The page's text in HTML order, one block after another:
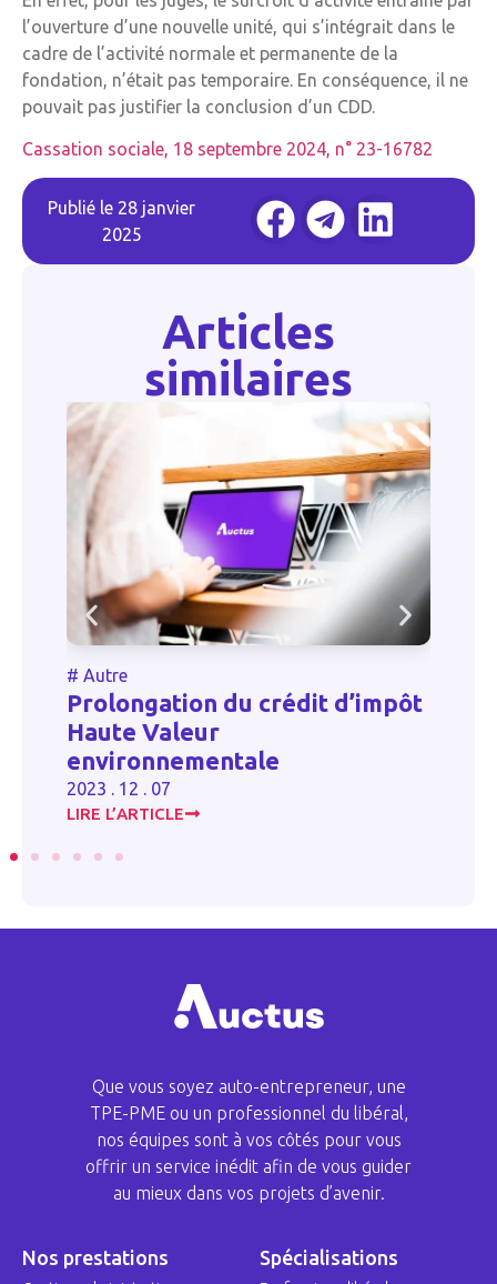
l’ouverture d’une nouvelle unité, qui s’intégrait dans le
cadre de l’activité normale et permanente de la
fondation, n’était pas temporaire. En conséquence, il ne
pouvait pas justifier la conclusion d’un CDD.
Cassation sociale, 18 septembre 2024, n° 23-16782
Publié le 28 janvier
2025
Articles
similaires
# Autre
Prolongation du crédit d’impôt
Haute Valeur
environnementale
2023 . 12 . 07
LIRE L’ARTICLE
Que vous soyez auto-entrepreneur, une
TPE-PME ou un professionnel du libéral,
nos équipes sont à vos côtés pour vous
offrir un service inédit afin de vous guider
au mieux dans vos projets d’avenir.
Nos prestations Spécialisations